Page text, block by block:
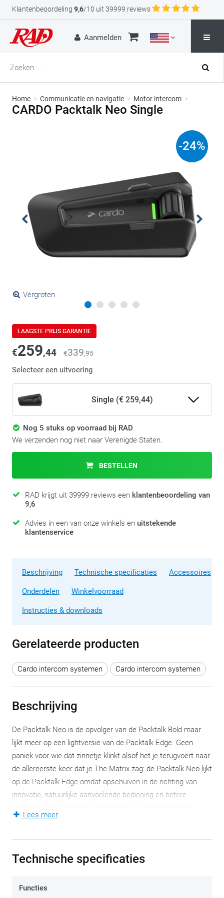
Klantenbeoordeling 9,6/10 uit 39999 reviews
Aanmelden
Home > Communicatie en navigatie > Motor intercom >
CARDO Packtalk Neo Single
Vergroten
-24%
LAAGSTE PRIJS GARANTIE
€259,44 €339,95
Selecteer een uitvoering
Single (€ 259,44)
Nog 5 stuks op voorraad bij RAD
We verzenden nog niet naar Verenigde Staten.
BESTELLEN
RAD krijgt uit 39999 reviews een klantenbeoordeling van
9,6
Advies in een van onze winkels en uitstekende
klantenservice
Beschrijving Technische specificaties Accessoires
Onderdelen Winkelvoorraad
Instructies & downloads
Gerelateerde producten
Cardo intercom systemen Cardo intercom systemen
Beschrijving
De Packtalk Neo is de opvolger van de Packtalk Bold maar
lijkt meer op een lightversie van de Packtalk Edge. Geen
paniek voor wie dat zinnetje klinkt alsof het je terugvoert naar
de allereerste keer dat je The Matrix zag: de Packtalk Neo lijkt
op de Packtalk Edge omdat opschuiven in de richting van
innovatie, natuurlijke aanvoelende bediening en betere
magnetische versie dus) waarmee je de module op de
het laden, iets wat de Edge wel toelaat. Verder is dit zowat
Lees meer
Technische specificaties
Functies